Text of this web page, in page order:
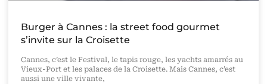
Burger à Cannes : la street food gourmet
s’invite sur la Croisette
Cannes, c’est le Festival, le tapis rouge, les yachts amarrés au
Vieux-Port et les palaces de la Croisette. Mais Cannes, c’est
aussi une ville vivante,